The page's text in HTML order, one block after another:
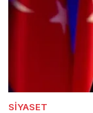
SIYASET